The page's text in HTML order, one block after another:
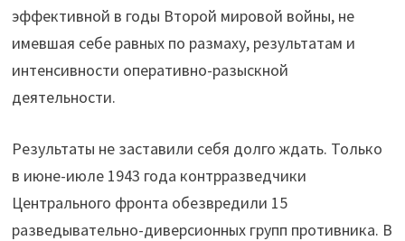
эффективной в годы Второй мировой войны, не
имевшая себе равных по размаху, результатам и
интенсивности оперативно-разыскной
деятельности.
Результаты не заставили себя долго ждать. Только
в июне-июле 1943 года контрразведчики
Центрального фронта обезвредили 15
разведывательно-диверсионных групп противника. В